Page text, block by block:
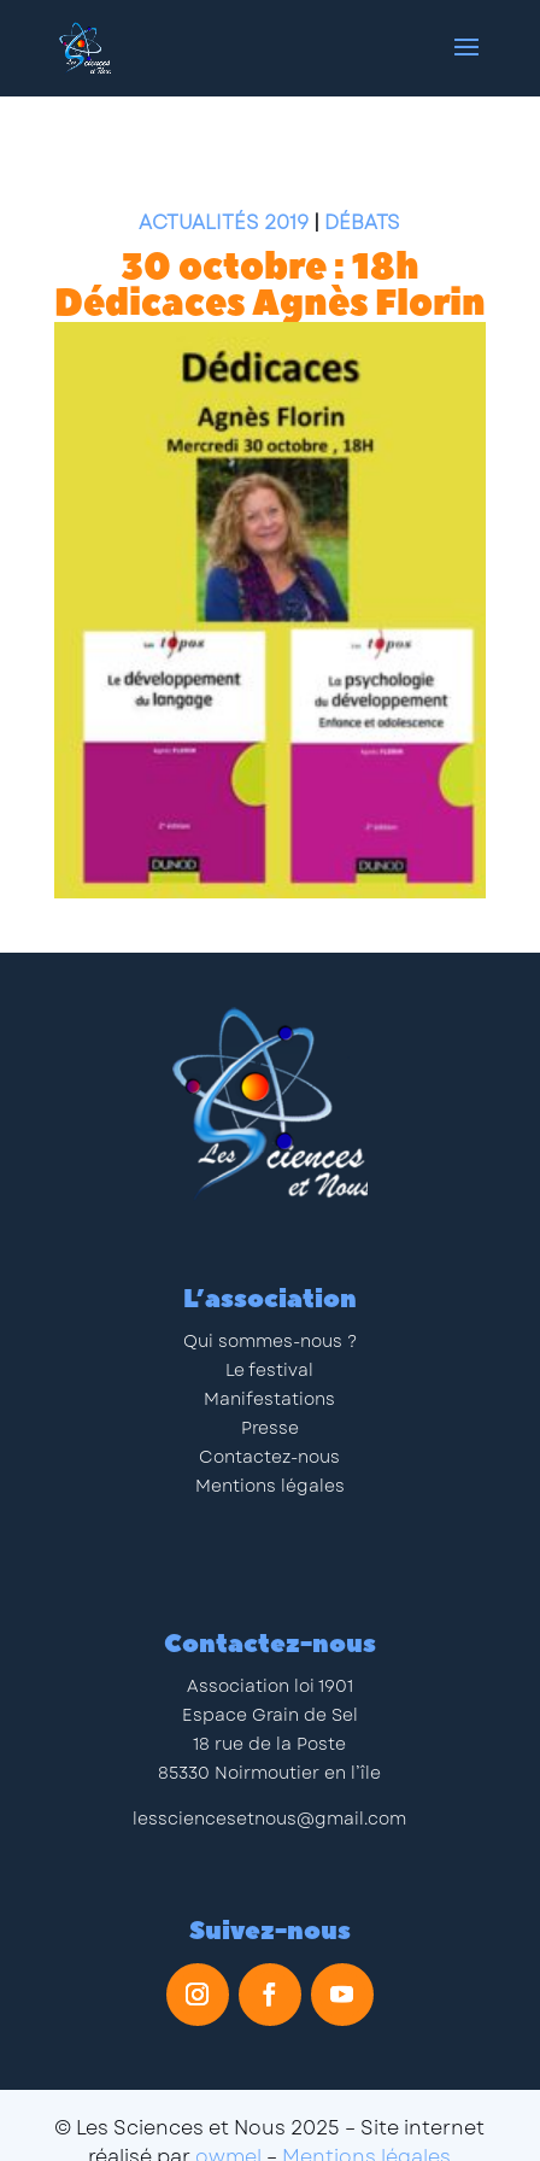
ACTUALITÉS 2019 | DÉBATS
30 octobre : 18h
Dédicaces Agnès Florin
L’association
Qui sommes-nous ?
Le festival
Manifestations
Presse
Contactez-nous
Mentions légales
Contactez-nous
Association loi 1901
Espace Grain de Sel
18 rue de la Poste
85330 Noirmoutier en l’île
lessciencesetnous@gmail.com
Suivez-nous
© Les Sciences et Nous 2025 – Site internet